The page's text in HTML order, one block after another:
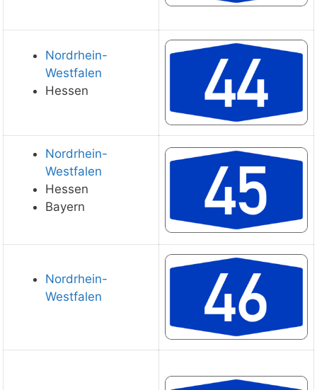
Nordrhein-
Westfalen
Hessen
Nordrhein-
Westfalen
Hessen
Bayern
Nordrhein-
Westfalen